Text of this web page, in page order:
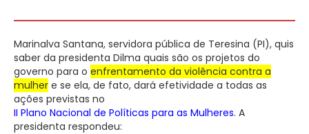
Marinalva Santana, servidora pública de Teresina (PI), quis
saber da presidenta Dilma quais são os projetos do
governo para o enfrentamento da violência contra a
mulher e se ela, de fato, dará efetividade a todas as
ações previstas no
II Plano Nacional de Políticas para as Mulheres. A
presidenta respondeu: